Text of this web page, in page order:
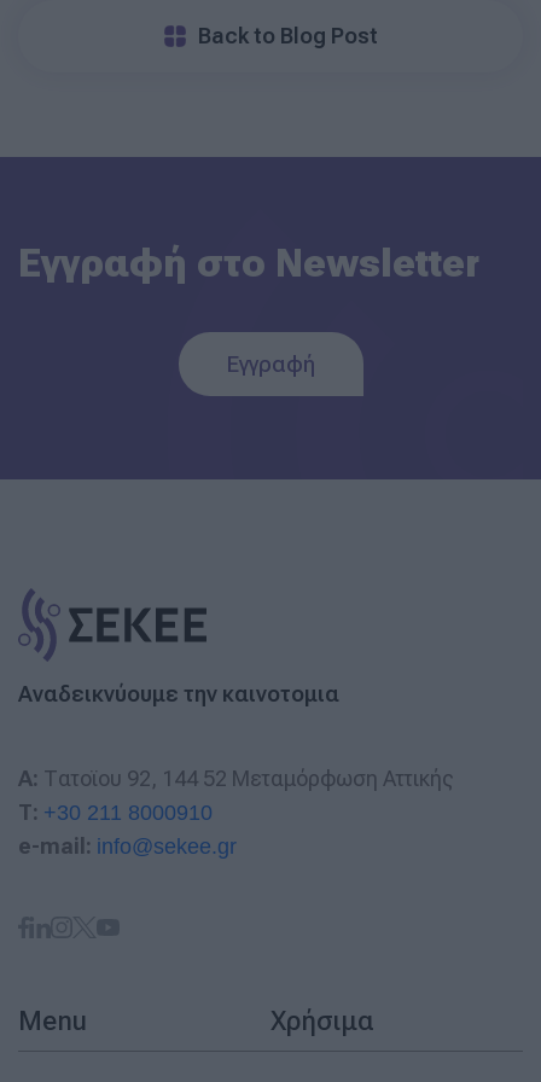
Back to Blog Post
Εγγραφή στο Newsletter
Εγγραφή
Αναδεικνύουμε την καινοτομια
A: Τατοϊου 92, 144 52 Μεταμόρφωση Αττικής
T: +30 211 8000910
e-mail: info@sekee.gr
Menu Χρήσιμα